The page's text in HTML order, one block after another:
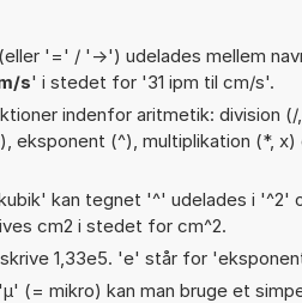
'=' / '->') udelades mellem
s' i stedet for '31 ipm til cm/s'.
indenfor aritmetik: division
eksponent (^), multiplikation (*,
kan tegnet '^' udelades i '^2'
cm2 i stedet for cm^2.
1,33e5. 'e' står for
(= mikro) kan man bruge et